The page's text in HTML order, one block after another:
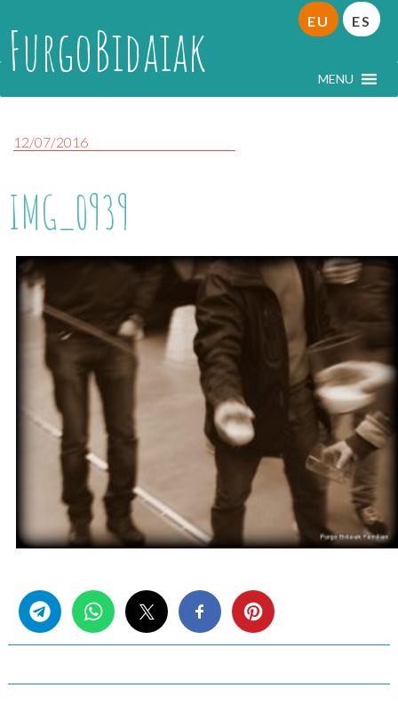
FurgoBidaiak MENU
EU ES
12/07/2016
IMG_0939